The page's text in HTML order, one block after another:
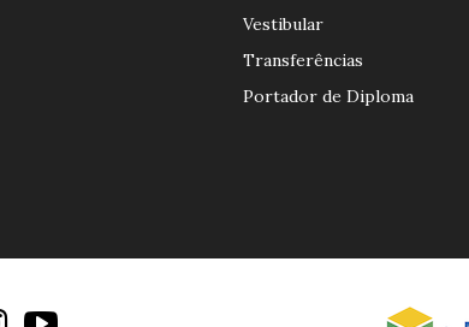
Vestibular
Transferências
Portador de Diploma